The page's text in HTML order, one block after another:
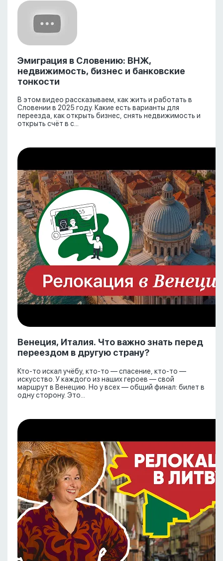
Эмиграция в Словению: ВНЖ,
недвижимость, бизнес и банковские
тонкости
В этом видео рассказываем, как жить и работать в
Словении в 2025 году. Какие есть варианты для
переезда, как открыть бизнес, снять недвижимость и
открыть счёт в с...
Венеция, Италия. Что важно знать перед
переездом в другую страну?
Кто-то искал учёбу, кто-то — спасение, кто-то —
искусство. У каждого из наших героев — свой
маршрут в Венецию. Но у всех — общий финал: билет в
одну сторону. Это...